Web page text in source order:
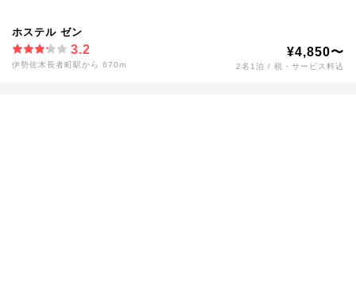
ホステル ゼン
3.2
伊勢佐木長者町駅から 670m
¥4,850〜
2名1泊 / 税・サービス料込